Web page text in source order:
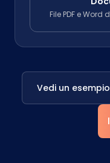
File PDF e
Vedi un